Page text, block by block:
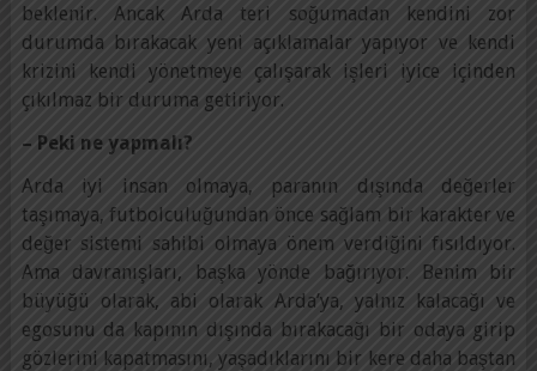
beklenir. Ancak Arda teri soğumadan kendini zor
durumda bırakacak yeni açıklamalar yapıyor ve kendi
krizini kendi yönetmeye çalışarak işleri iyice içinden
çıkılmaz bir duruma getiriyor.
– Peki ne yapmalı?
Arda iyi insan olmaya, paranın dışında değerler
taşımaya, futbolculuğundan önce sağlam bir karakter ve
değer sistemi sahibi olmaya önem verdiğini fısıldıyor.
Ama davranışları, başka yönde bağırıyor. Benim bir
büyüğü olarak, abi olarak Arda’ya, yalnız kalacağı ve
egosunu da kapının dışında bırakacağı bir odaya girip
gözlerini kapatmasını, yaşadıklarını bir kere daha baştan